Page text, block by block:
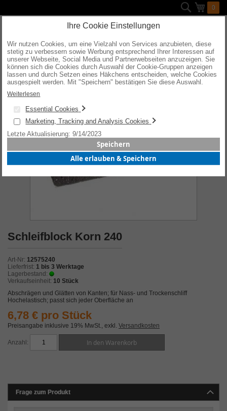
Inhalt
Mein
0
Suche
Zum
Ende
der
Bildergalerie
springen
Zum
Anfang
springen
Schleifblock Korn 240
Art-Nr 12575240
Lieferfrist 1 bis 3 Werktage
Lagerbestand
Verkaufseinheit 10 Stück
Abschrägen und Glätten von Kanten; für Nass- und Trockenschliff
Hochelastisch; passt sich jeder Oberfläche an
6,78 € pro Stück
Preisangabe inklusive 19% MwSt., exkl. Versandkosten
Anzahl In den Warenkorb
Frage zum Produkt
Ihre Cookie Einstellungen
Wir nutzen Cookies, um eine Vielzahl von Services anzubieten, diese
stetig zu verbessern sowie Werbung entsprechend Ihrer Interessen auf
unserer Webseite, Social Media und Partnerwebseiten anzuzeigen. Sie
können sich die Cookies durch Auswahl der Cookie-Gruppen anzeigen
lassen und durch Setzen eines Häkchens entscheiden, welche Cookies
ausgespielt werden. Mit "Speichern" bestätigen Sie diese Auswahl.
Wenn Sie "alle erlauben & speichern" wählen, willigen Sie in die
Verwendung aller Cookies ein. Weitere Informationen erhalten Sie nach
Ihrer Bestätigung in unserer Datenschutzerklärung.
Weiterlesen
Essential Cookies
Marketing, Tracking and Analysis Cookies
Letzte Aktualisierung: 9/14/2023
Speichern
Alle erlauben & Speichern